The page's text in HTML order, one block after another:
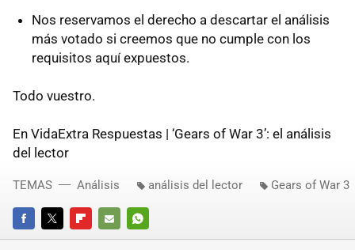
Nos reservamos el derecho a descartar el análisis
más votado si creemos que no cumple con los
requisitos aquí expuestos.
Todo vuestro.
En VidaExtra Respuestas | ‘Gears of War 3’: el análisis
del lector
FACEBOOKTWITTERFLIPBOARD
E- WHATSAPP
TEMAS Análisis análisis del lector Gears of War 3